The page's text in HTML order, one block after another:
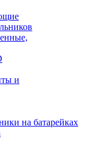
и
на батарейках